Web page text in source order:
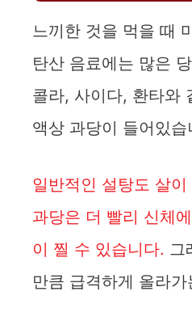
느끼한 것을 먹을 때
탄산 음료에는 많은
콜라, 사이다, 환타와
액상 과당이 들어있습
일반적인 설탕도 살
과당은 더 빨리 신체
이 찔 수 있습니다. 그
만큼 급격하게 올라